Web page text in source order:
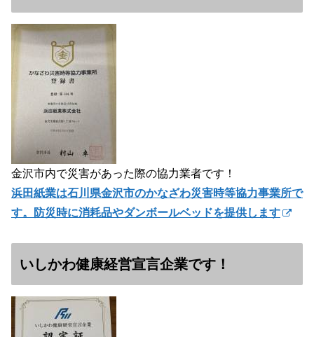
金沢市内で災害があった際の協力業者です！
浜田紙業は石川県金沢市のかなざわ災害時等協力事業所で
す。防災時に消耗品やダンボールベッドを提供します
いしかわ健康経営宣言企業です！